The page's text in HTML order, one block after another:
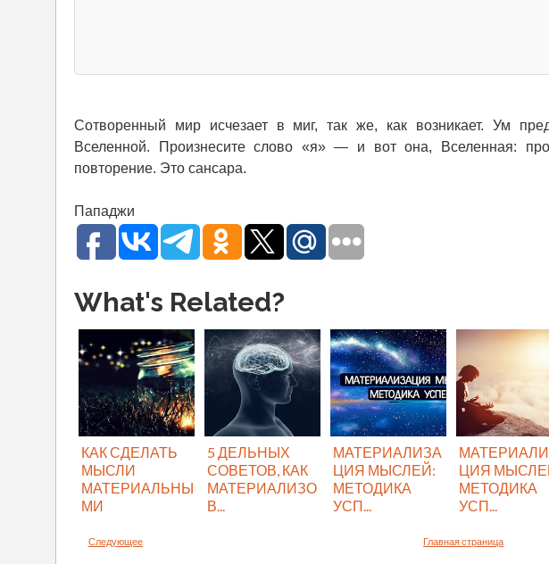
Сотворенный мир исчезает в миг, так же, как возникает. Ум
Вселенной. Произнесите слово «я» — и вот она, Вселенная:
повторение. Это сансара.
Пападжи
What's Related?
КАК СДЕЛАТЬ
МЫСЛИ
МАТЕРИАЛЬНЫ
МИ
5 ДЕЛЬНЫХ
СОВЕТОВ, КАК
МАТЕРИАЛИЗО
В...
МАТЕРИАЛИЗА
ЦИЯ МЫСЛЕЙ:
МЕТОДИКА
УСП...
ЦИЯ
МЕТОДИКА
УСП...
Следующее Главная страница